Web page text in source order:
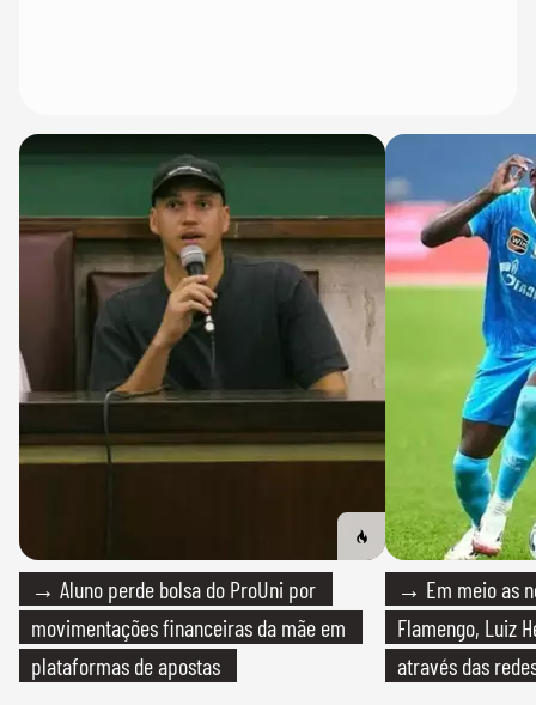
→ Aluno perde bolsa do ProUni por
movimentações financeiras da mãe em
plataformas de apostas
→ Em meio as
Flamengo, Luiz
através das